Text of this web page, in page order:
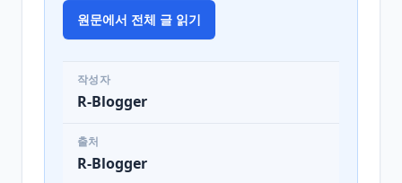
원문에서 전체 글 읽기
작성자
R-Blogger
출처
R-Blogger